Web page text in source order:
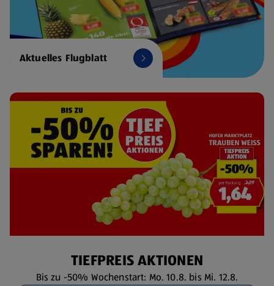
Aktuelles Flugblatt
TIEFPREIS AKTIONEN
Bis zu -50% Wochenstart: Mo. 10.8. bis Mi. 12.8.